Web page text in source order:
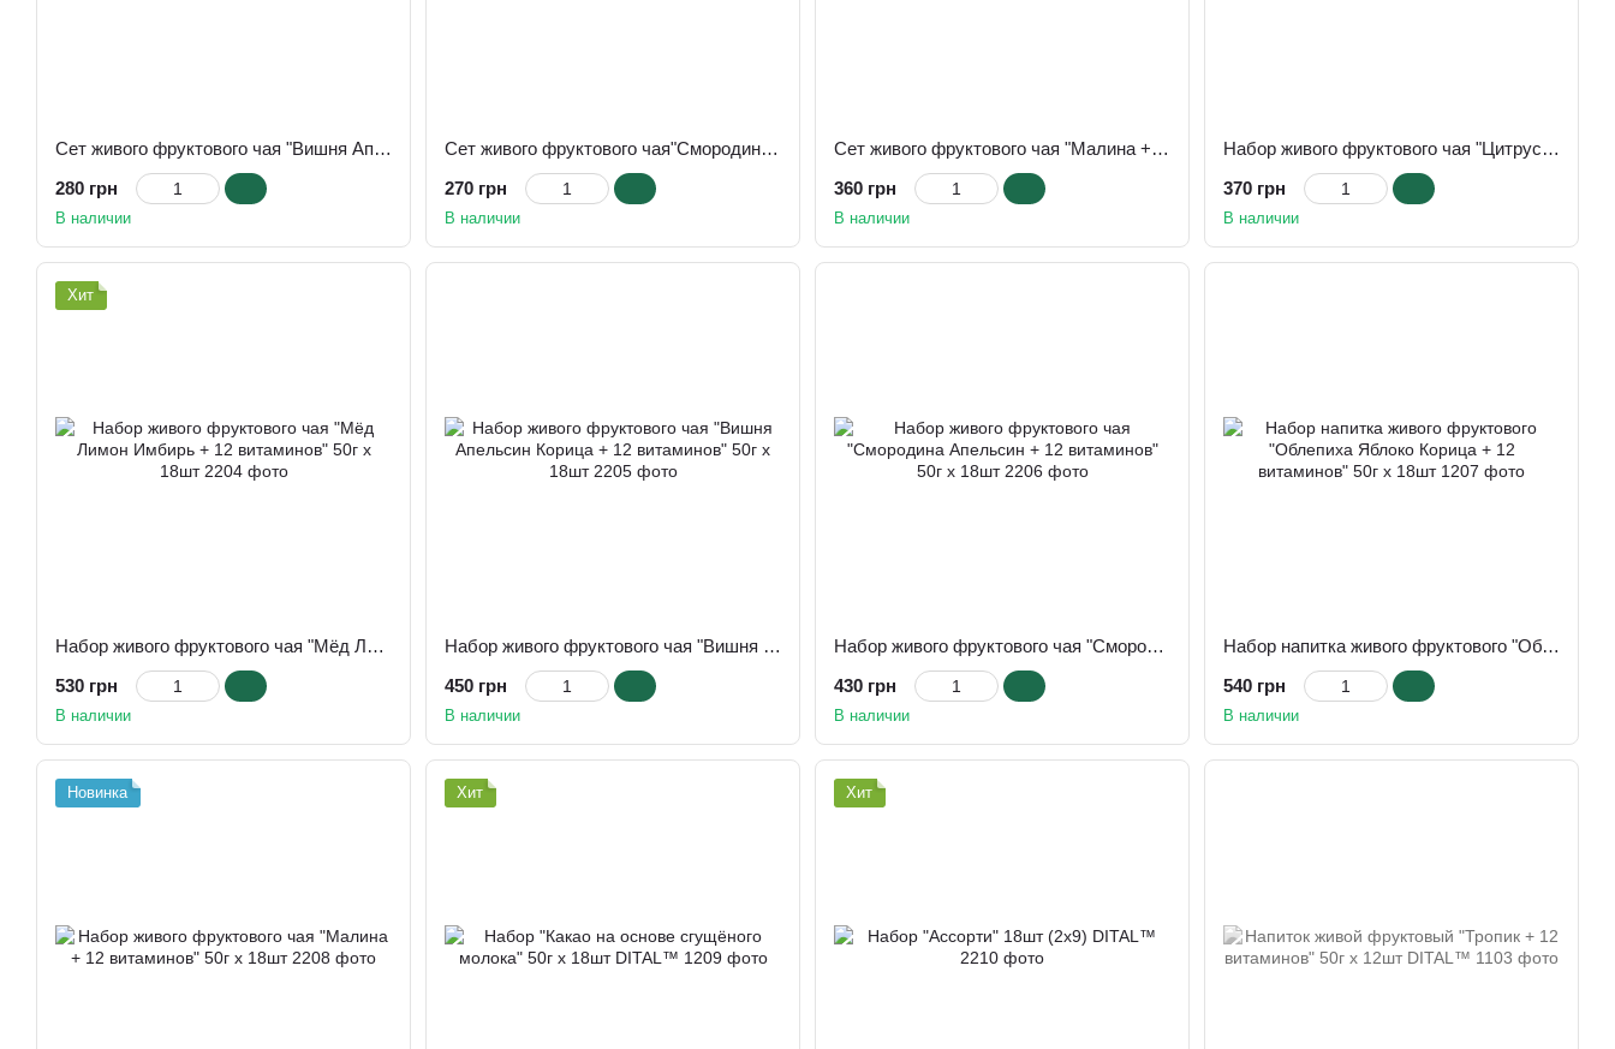
Сет живого фруктового чая "Вишня Апельсин Корица + 12 витаминов" 50г х 12шт
280 грн
В наличии
Сет живого фруктового чая"Смородина Апельсин + 12 витаминов" 50г х 12шт
270 грн
В наличии
Сет живого фруктового чая "Малина +12 витаминов" 50г х 12шт
360 грн
В наличии
Набор живого фруктового чая "Цитрус +12 витаминов" 50г х 18шт
370 грн
В наличии
Хит
Набор живого фруктового чая "Мёд Лимон Имбирь + 12 витаминов" 50г х 18шт
530 грн
В наличии
Набор живого фруктового чая "Вишня Апельсин Корица + 12 витаминов" 50г х 18шт
450 грн
В наличии
Набор живого фруктового чая "Смородина Апельсин + 12 витаминов" 50г x 18шт
430 грн
В наличии
Набор напитка живого фруктового "Облепиха Яблоко Корица + 12 витаминов" 50г х 18шт
540 грн
В наличии
Новинка Хит Хит